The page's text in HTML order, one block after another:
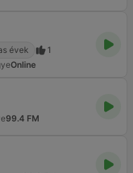
évek
1
Online
99.4 FM